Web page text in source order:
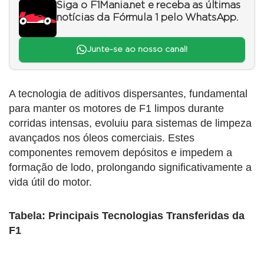
Siga o F1Mania.net e receba as últimas
notícias da Fórmula 1 pelo WhatsApp.
Junte-se ao nosso canal!
A tecnologia de aditivos dispersantes, fundamental
para manter os motores de F1 limpos durante
corridas intensas, evoluiu para sistemas de limpeza
avançados nos óleos comerciais. Estes
componentes removem depósitos e impedem a
formação de lodo, prolongando significativamente a
vida útil do motor.
Tabela: Principais Tecnologias Transferidas da
F1